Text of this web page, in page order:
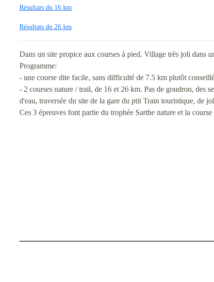
Résultats du 16 km
Résultats du 26 km
Dans un site propice aux courses à pied. Village très joli dans
Programme:
- une course dite facile, sans difficulté de 7.5 km plutôt
- 2 courses nature / trail, de 16 et 26 km. Pas de goudron, des
d'eau, traversée du site de la gare du ptit Train touristique, de
Ces 3 épreuves font partie du trophée Sarthe nature et la